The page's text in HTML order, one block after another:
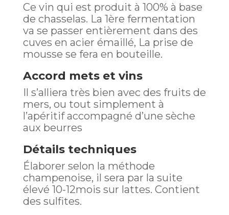
Ce vin qui est produit à 100% à base
de chasselas. La 1ère fermentation
va se passer entièrement dans des
cuves en acier émaillé, La prise de
mousse se fera en bouteille.
Accord mets et vins
Il s’alliera très bien avec des fruits de
mers, ou tout simplement à
l’apéritif accompagné d’une sèche
aux beurres
Détails techniques
Élaborer selon la méthode
champenoise, il sera par la suite
élevé 10-12mois sur lattes. Contient
des sulfites.